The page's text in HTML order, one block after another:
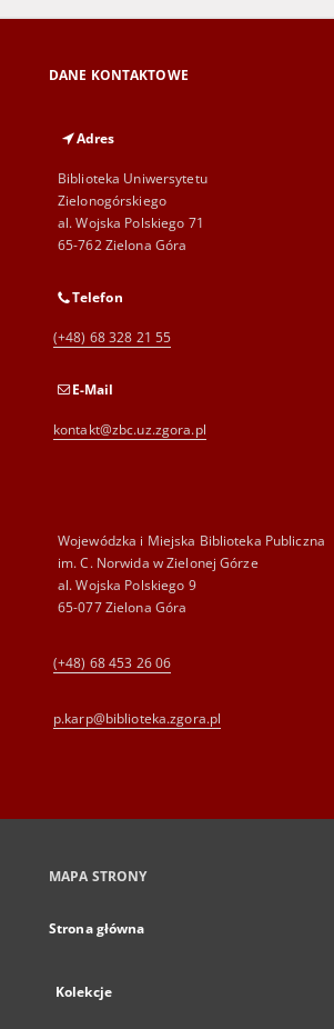
DANE KONTAKTOWE
Adres
Biblioteka Uniwersytetu
Zielonogórskiego
al. Wojska Polskiego 71
65-762 Zielona Góra
Telefon
(+48) 68 328 21 55
E-Mail
kontakt@zbc.uz.zgora.pl
Wojewódzka i Miejska Biblioteka Publiczna
im. C. Norwida w Zielonej Górze
al. Wojska Polskiego 9
65-077 Zielona Góra
(+48) 68 453 26 06
p.karp@biblioteka.zgora.pl
MAPA STRONY
Strona główna
Kolekcje